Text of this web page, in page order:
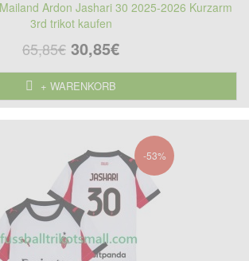
Ardon Jashari 30 2025-2026 Kurzarm
3rd trikot kaufen
65,85€ 30,85€
+ WARENKORB
-53%